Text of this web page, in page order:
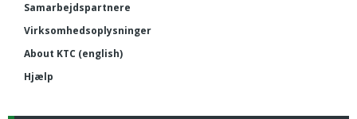
Samarbejdspartnere
Virksomhedsoplysninger
About KTC (english)
Hjælp